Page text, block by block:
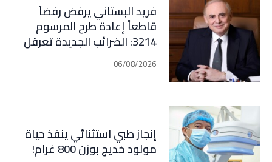
فريد البستاني يرفض رفضاً
قاطعاً إعادة طرح المرسوم
3214: الضرائب الجديدة تعرقل
التعافي الاقتصادي وتناقض
مبدأ الشراكة
06/08/2026
إنجاز طبي استثنائي ينقذ حياة
مولود خديج بوزن 800 غرام!